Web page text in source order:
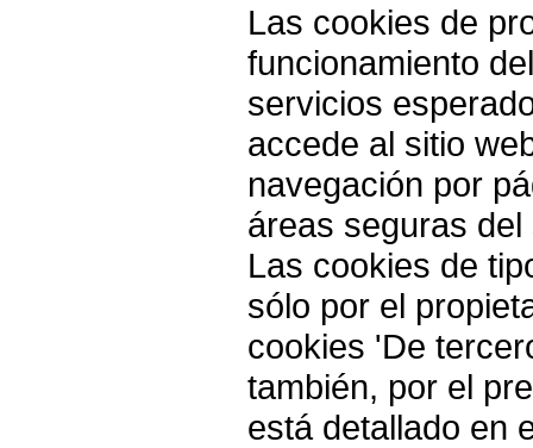
Las cookies de
funcionamiento
servicios
accede al sitio
navegación por
áreas seguras del
Las cookies de
sólo por el
cookies 'De
también, por el
está detallado en